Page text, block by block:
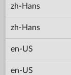
zh-Hans
zh-Hans
en-US
en-US